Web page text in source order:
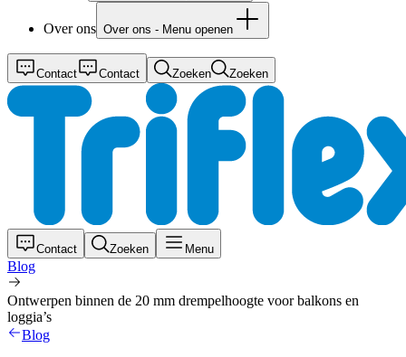
Over ons Over ons - Menu openen
Contact Contact Zoeken Zoeken
Contact Zoeken Menu
Blog
Ontwerpen binnen de 20 mm drempelhoogte voor balkons en
loggia’s
Blog